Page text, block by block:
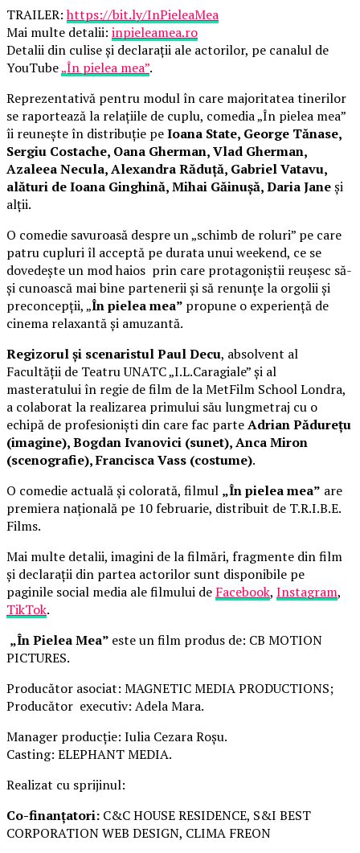
TRAILER:https://bit.ly/InPieleaMea
Mai multe detalii: inpieleamea.ro
Detalii din culise și declarații ale actorilor, pe canalul de
YouTube„În pielea mea”.
Reprezentativă pentru modul în care majoritatea tinerilor
se raportează la relațiile de cuplu, comedia „În pielea mea”
îi reunește în distribuție peIoana State, George Tănase,
Sergiu Costache, Oana Gherman, Vlad Gherman,
Azaleea Necula, Alexandra Răduță, Gabriel Vatavu,
alături de Ioana Ginghină, Mihai Găinușă, Daria Janeși
alții.
O comedie savuroasă despre un „schimb de roluri” pe care
patru cupluri îl acceptă pe durata unui weekend, ce se
dovedește un mod haios prin care protagoniștii reușesc să-
și cunoască mai bine partenerii și să renunțe la orgolii și
preconcepții, „În pielea mea” propune o experiență de
cinema relaxantă și amuzantă.
Regizorul și scenaristul Paul Decu, absolvent al
Facultății de Teatru UNATC „I.L.Caragiale” și al
masteratului în regie de film de la MetFilm School Londra,
a colaborat la realizarea primului său lungmetraj cu o
echipă de profesioniști din care fac parteAdrian Pădurețu
(imagine), Bogdan Ivanovici (sunet), Anca Miron
(scenografie), Francisca Vass (costume).
O comedie actuală și colorată, filmul „În pielea mea” are
premiera națională pe 10 februarie, distribuit de T.R.I.B.E.
Films.
Mai multe detalii, imagini de la filmări, fragmente din film
și declarații din partea actorilor sunt disponibile pe
paginile social media ale filmului de Facebook, Instagram,
TikTok.
„În Pielea Mea” este un film produs de: CB MOTION
PICTURES.
Producător asociat: MAGNETIC MEDIA PRODUCTIONS;
Producător executiv: Adela Mara.
Manager producție: Iulia Cezara Roșu.
Casting: ELEPHANT MEDIA.
Realizat cu sprijinul:
Co-finanțatori: C&C HOUSE RESIDENCE, S&I BEST
CORPORATION WEB DESIGN, CLIMA FREON